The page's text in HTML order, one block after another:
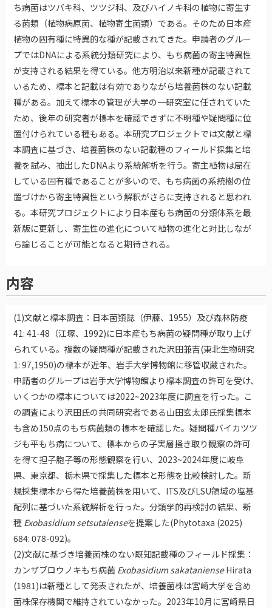
ち病菌はツバキ科、ツツジ科、及びハイノキ科の植物に寄生す
る菌類（植物病原菌、植物寄生菌類）である。そのため日本産
植物の固有種に特異的な種が記載されてきた。申請者のグルー
プではDNAによる系統分類研究により、もち病菌の寄主特異性
が支持される結果を得ている。他方明治以来新種が記載されて
いるため、標本と記載は有効でありながら培養菌株のない記載
種がある。加えて標本の管理が大学の一研究室に任されていた
ため、後年の研究者が標本を確認できずに不明種や疑問種に位
置付けられている種もある。本研究プロジェクトでは文献と標
本調査に基づき、培養菌株のない記載種のフィールド採集と培
養を試み、抽出したDNAより系統解析を行う。寄主植物は局在
している固有種であることが多いので、もち病菌の系統樹の位
置づけから寄主特異性という解釈がさらに支持されると思われ
る。本研究プロジェクトにより日本産もち病菌の分類体系を最
新版に更新し、寄生性の進化について植物の進化と対比しなが
ら論じることが可能となると期待される。
内容
(1)文献と標本調査：日本菌類誌（伊藤、1955）及び森林防疫
41: 41-48（江塚、1992)に日本産もち病菌の疑問種が取り上げ
られている。複数の疑問種が記載された沢田兼吉(東北生物研究
1: 97,1950)の標本が近年、岩手大学博物館に移管収蔵された。
申請者のグループは岩手大学博物館より標本調査の許可を受け、
いくつかの標本については2022~2023年度に調査を行った。こ
の調査により沢田氏の共同研究者である山田玄太郎氏採集標本
も含め150点のもち病菌類の標本を確認した。疑問種バイカツツ
ジも平もち病について、標本からの子実層掻き取り観察の許可
を得て担子胞子等の形態観察を行い、2023~2024年度に岐阜
県、東京都、栃木県で採集した標本と形態を比較検討した。新
規採集標本から得た培養菌株を用いて、ITS及びLSU領域の塩基
配列に基づいた系統解析を行った。分類学的再検討の結果、新
種 Exobasidium setsutaienseを提案した(Phytotaxa (2025)
684: 078-092)。
(2)文献に基づき培養菌株のない既知記載種のフィールド採集：
カンザブロウノキもち病菌 Exobasidium sakatanienseHirata
(1981)は新種として発表されたが、培養菌株は宮崎大学を含め
菌株保存機関で維持されていなかった。2023年10月に宮崎県日